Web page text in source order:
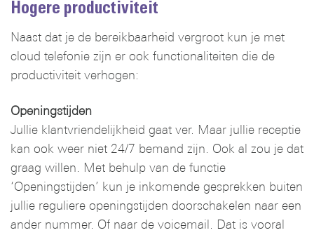
Hogere productiviteit
Naast dat je de bereikbaarheid vergroot kun je met
cloud telefonie zijn er ook functionaliteiten die de
productiviteit verhogen:
Openingstijden
Jullie klantvriendelijkheid gaat ver. Maar jullie receptie
kan ook weer niet 24/7 bemand zijn. Ook al zou je dat
graag willen. Met behulp van de functie
‘Openingstijden’ kun je inkomende gesprekken buiten
jullie reguliere openingstijden doorschakelen naar een
ander nummer. Of naar de voicemail. Dat is vooral